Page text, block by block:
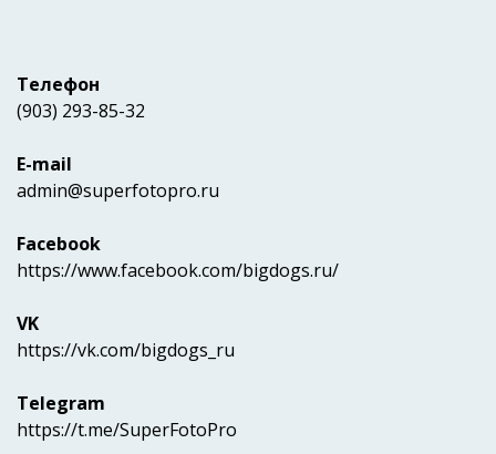
Телефон
(903) 293-85-32
E-mail
admin@superfotopro.ru
Facebook
https://www.facebook.com/bigdogs.ru/
VK
https://vk.com/bigdogs_ru
Telegram
https://t.me/SuperFotoPro